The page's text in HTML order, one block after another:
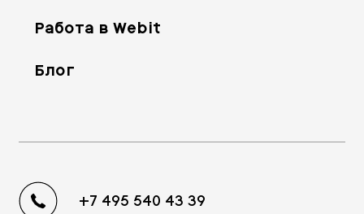
Работа в Webit
Блог
+7 495 540 43 39